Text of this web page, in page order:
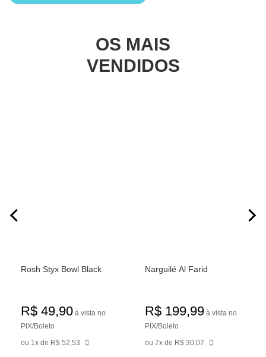
OS MAIS
VENDIDOS
Rosh Styx Bowl Black
R$ 49,90 à vista no
PIX/Boleto
ou 1x de R$ 52,53
Narguilé Al Farid
R$ 199,99 à vista no
PIX/Boleto
ou 7x de R$ 30,07